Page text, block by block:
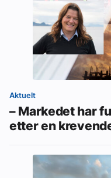
Aktuelt
– Markedet har
etter en